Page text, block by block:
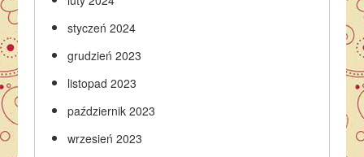
styczeń 2024
grudzień 2023
listopad 2023
październik 2023
wrzesień 2023